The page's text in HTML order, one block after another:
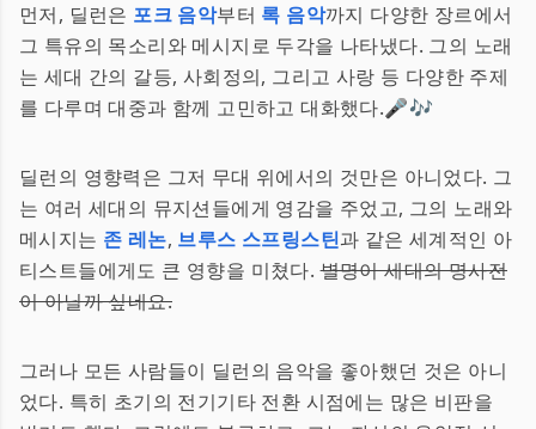
먼저, 딜런은 포크 음악부터 록 음악까지 다양한 장르에서
그 특유의 목소리와 메시지로 두각을 나타냈다. 그의 노래
는 세대 간의 갈등, 사회정의, 그리고 사랑 등 다양한 주제
를 다루며 대중과 함께 고민하고 대화했다.🎤🎶
딜런의 영향력은 그저 무대 위에서의 것만은 아니었다. 그
는 여러 세대의 뮤지션들에게 영감을 주었고, 그의 노래와
메시지는 존 레논, 브루스 스프링스틴과 같은 세계적인 아
티스트들에게도 큰 영향을 미쳤다.별명이 세대의 명사전
이 아닐까 싶네요.
그러나 모든 사람들이 딜런의 음악을 좋아했던 것은 아니
었다. 특히 초기의 전기기타 전환 시점에는 많은 비판을